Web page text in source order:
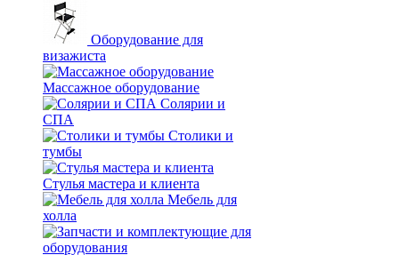
Оборудование для
визажиста
Массажное оборудование
Солярии и
СПА
Столики и
тумбы
Стулья мастера и клиента
Мебель для
холла